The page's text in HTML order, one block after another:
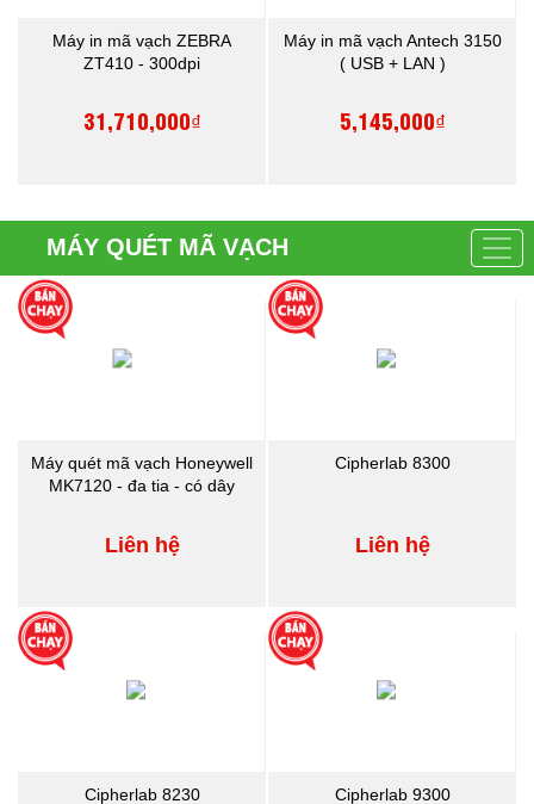
Máy in mã vạch ZEBRA
ZT410 - 300dpi
31,710,000₫
Máy in mã vạch Antech 3150
( USB + LAN )
5,145,000₫
MÁY QUÉT MÃ VẠCH
Máy quét mã vạch Honeywell
MK7120 - đa tia - có dây
Liên hệ
Cipherlab 8300
Liên hệ
Cipherlab 8230 Cipherlab 9300